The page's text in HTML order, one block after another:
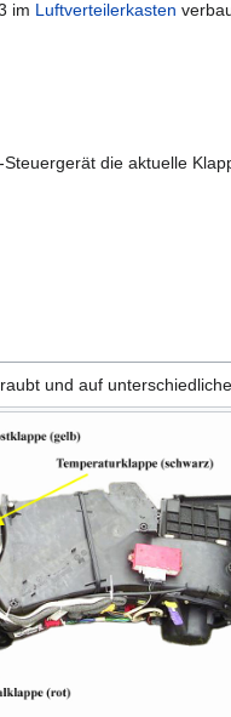
im Luftverteilerkasten
-Steuergerät die aktuelle
und auf